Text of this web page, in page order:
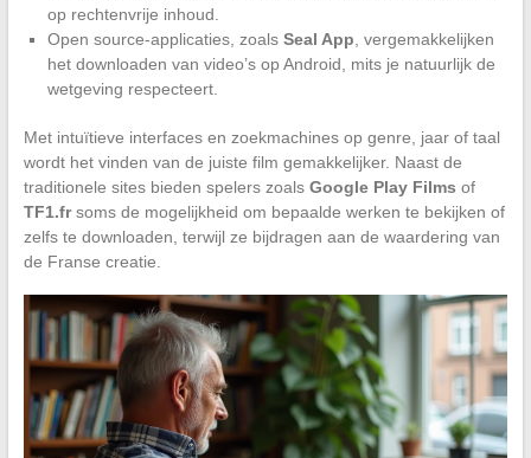
op rechtenvrije inhoud.
Open source-applicaties, zoals Seal App , vergemakkelijken
het downloaden van video’s op Android, mits je natuurlijk de
wetgeving respecteert.
Met intuïtieve interfaces en zoekmachines op genre, jaar of taal
wordt het vinden van de juiste film gemakkelijker. Naast de
traditionele sites bieden spelers zoals Google Play Films of
TF1.frsoms de mogelijkheid om bepaalde werken te bekijken of
zelfs te downloaden, terwijl ze bijdragen aan de waardering van
de Franse creatie.